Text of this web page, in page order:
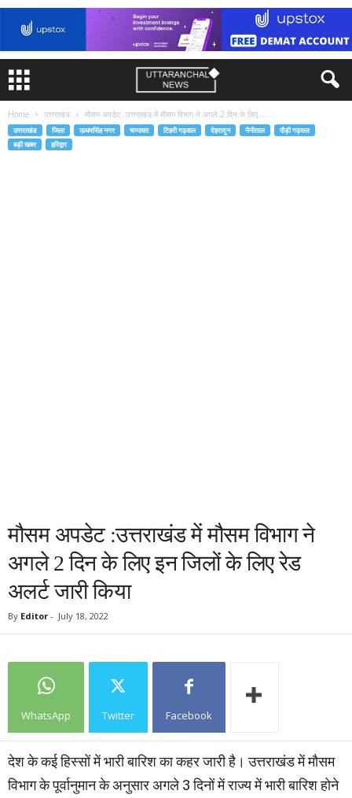
Home उत्तराखंड मौसम अपडेट :उत्तराखंड में मौसम विभाग ने अगले 2 दिन के लिए...
उत्तराखंड जिला ऊधमसिंह नगर चम्पावत टिहरी गढ़वाल देहरादून नैनीताल
पौड़ी गढ़वाल
बड़ी खबर
हरिद्वार
मौसम अपडेट :उत्तराखंड में मौसम विभाग ने
अगले 2 दिन के लिए इन जिलों के लिए रेड
अलर्ट जारी किया
By Editor - July 18, 2022
WhatsApp Twitter Facebook
देश के कई हिस्सों में भारी बारिश का कहर जारी है। उत्तराखंड में मौसम
विभाग के पूर्वानुमान के अनुसार अगले 3 दिनों में राज्य में भारी बारिश होने